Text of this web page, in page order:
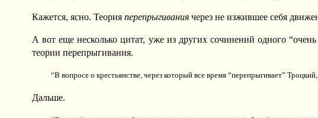
Кажется, ясно. Теория перепрыгиваниячерез не изжившее себя
А вот еще несколько цитат, уже из других сочинений одного
теории перепрыгивания.
“В вопросе о крестьянстве, через который все время “перепрыгивает”
Дальше.